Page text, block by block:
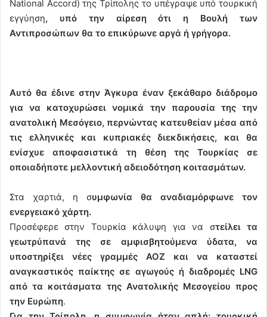
National Accord) της Τρίπολης το υπέγραψε υπό τουρκική
εγγύηση, υπό την αίρεση ότι η Βουλή των
Αντιπροσώπων θα το επικύρωνε αργά ή γρήγορα.
Αυτό θα έδινε στην Άγκυρα έναν ξεκάθαρο διάδρομο
για να κατοχυρώσει νομικά την παρουσία της την
ανατολική Μεσόγειο, περνώντας κατευθείαν μέσα από
τις ελληνικές και κυπριακές διεκδικήσεις, και θα
ενίσχυε αποφασιστικά τη θέση της Τουρκίας σε
οποιαδήποτε μελλοντική αδειοδότηση κοιτασμάτων.
Στα χαρτιά, η συμφωνία θα αναδιαμόρφωνε τον
ενεργειακό χάρτη.
Προσέφερε στην Τουρκία κάλυψη για να στείλει τα
γεωτρύπανά της σε αμφισβητούμενα ύδατα, να
υποστηρίξει νέες γραμμές ΑΟΖ και να καταστεί
αναγκαστικός παίκτης σε αγωγούς ή διαδρομές LNG
από τα κοιτάσματα της Ανατολικής Μεσογείου προς
την Ευρώπη.